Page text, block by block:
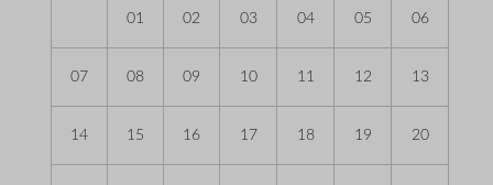
01 02 03 04 05 06
07 08 09 10 11 12 13
14 15 16 17 18 19 20